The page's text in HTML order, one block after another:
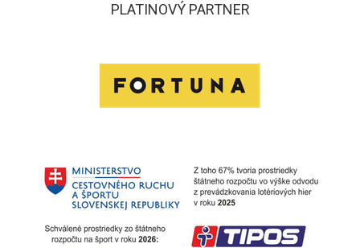
PLATINOVÝ PARTNER